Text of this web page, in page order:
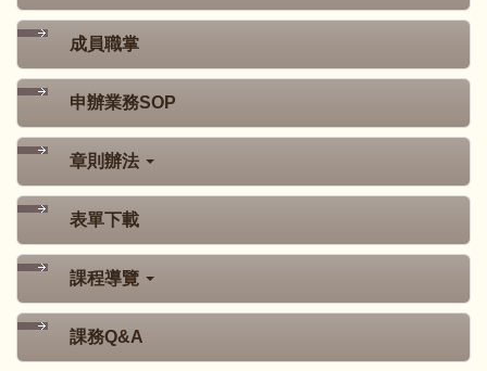
成員職掌
申辦業務SOP
章則辦法
表單下載
課程導覽
課務Q&A